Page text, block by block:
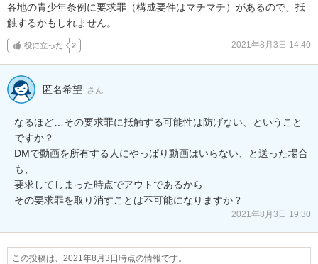
各地の青少年条例に要求罪（構成要件はマチマチ）があるので、抵
触するかもしれません。
役に立った 2 2021年8月3日 14:40
匿名希望 さん
なるほど…その要求罪に抵触する可能性は防げない、ということ
ですか？
DMで動画を所有する人にやっぱり動画はいらない、と送った場合
も、
要求してしまった時点でアウトであるから
その要求罪を取り消すことは不可能になりますか？
2021年8月3日 19:30
この投稿は、2021年8月3日時点の情報です。